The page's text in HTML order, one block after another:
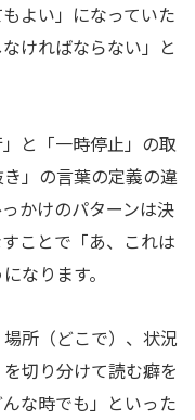
よい」になっていた
ければならない」と
と「一時停止」の取
」の言葉の定義の違
かけのパターンは決
ことで「あ、これは
なります。
所（どこで）、状況
切り分けて読む癖を
な時でも」といった